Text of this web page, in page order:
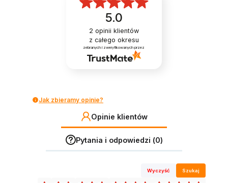
5.0
2 opinii klientów
z całego okresu
zebranych i zweryfikowanych przez
Jak zbieramy opinie?
Opinie klientów
Pytania i odpowiedzi (0)
Wyczyść Szukaj